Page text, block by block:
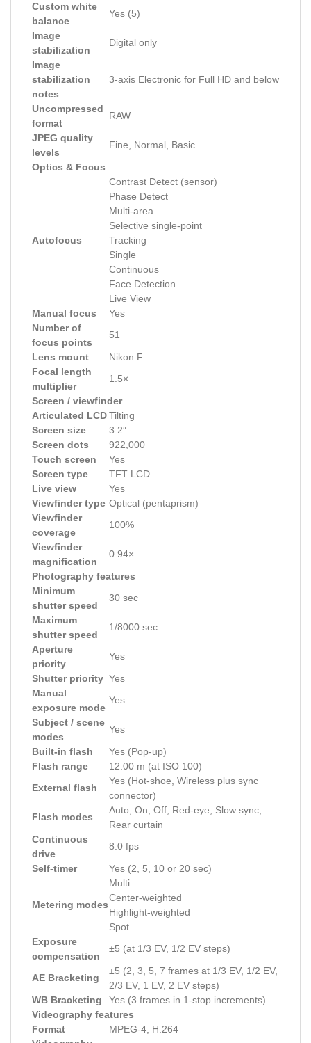
Custom white
balance
Yes (5)
Image
stabilization
Digital only
Image
stabilization
notes
3-axis Electronic for Full HD and below
Uncompressed
format
RAW
JPEG quality
levels
Fine, Normal, Basic
Optics & Focus
Autofocus
Contrast Detect (sensor)
Phase Detect
Multi-area
Selective single-point
Tracking
Single
Continuous
Face Detection
Live View
Manual focus
Yes
Number of
focus points
51
Lens mount
Nikon F
Focal length
multiplier
1.5×
Screen / viewfinder
Articulated LCDTilting
Screen size
3.2″
Screen dots
922,000
Touch screen
Yes
Screen type
TFT LCD
Live view
Yes
Viewfinder type Optical (pentaprism)
Viewfinder
coverage
100%
Viewfinder
magnification
0.94×
Photography features
Minimum
shutter speed
30 sec
Maximum
shutter speed
1/8000 sec
Aperture
priority
Yes
Shutter priority Yes
Manual
exposure mode
Yes
Subject / scene
modes
Yes
Built-in flash
Yes (Pop-up)
Flash range
12.00 m (at ISO 100)
External flash
Yes (Hot-shoe, Wireless plus sync
connector)
Flash modes
Auto, On, Off, Red-eye, Slow sync,
Rear curtain
Continuous
drive
8.0 fps
Self-timer
Yes (2, 5, 10 or 20 sec)
Metering modes
Multi
Center-weighted
Highlight-weighted
Spot
Exposure
compensation
±5 (at 1/3 EV, 1/2 EV steps)
AE Bracketing
±5 (2, 3, 5, 7 frames at 1/3 EV, 1/2 EV,
2/3 EV, 1 EV, 2 EV steps)
WB Bracketing
Yes (3 frames in 1-stop increments)
Videography features
Format
MPEG-4, H.264